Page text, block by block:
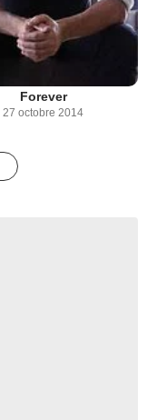
Forever
27 octobre 2014